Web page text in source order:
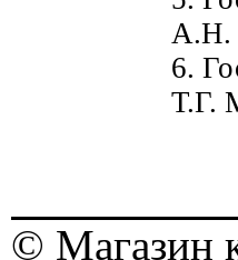
А.Н.
6.
Т.Г.
© Магазин